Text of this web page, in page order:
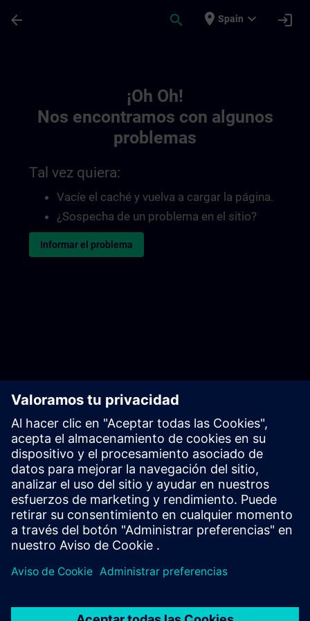
arrow_back search place Spain expand_more login
¡Oh Oh!
Nos encontramos con algunos
problemas
Tal vez quiera:
Vacíe el caché y vuelva a cargar la página.
¿Sospecha de un problema en el sitio?
Informar el problema